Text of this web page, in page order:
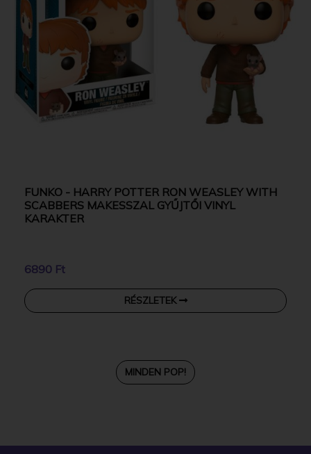
FUNKO - HARRY POTTER RON WEASLEY WITH
SCABBERS MAKESSZAL GYŰJTŐI VINYL
KARAKTER
6890 Ft
RÉSZLETEK
MINDEN POP!